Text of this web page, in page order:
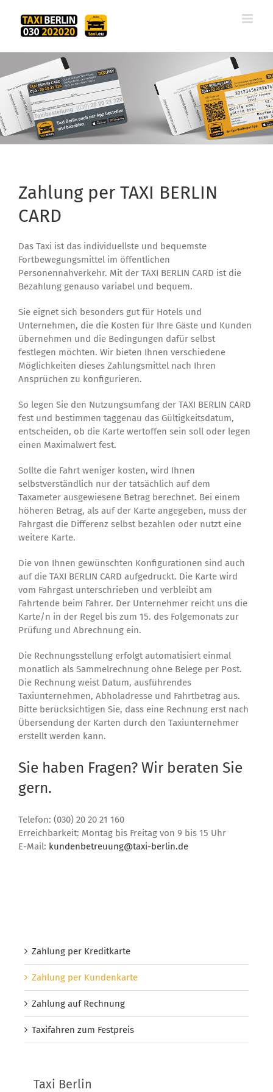
Inhalt
springen
Zahlung per TAXI BERLIN
CARD
Das Taxi ist das individuellste und bequemste
Fortbewegungsmittel im öffentlichen
Personennahverkehr. Mit der TAXI BERLIN CARD ist die
Bezahlung genauso variabel und bequem.
Sie eignet sich besonders gut für Hotels und
Unternehmen, die die Kosten für Ihre Gäste und Kunden
übernehmen und die Bedingungen dafür selbst
festlegen möchten. Wir bieten Ihnen verschiedene
Möglichkeiten dieses Zahlungsmittel nach Ihren
Ansprüchen zu konfigurieren.
So legen Sie den Nutzungsumfang der TAXI BERLIN CARD
fest und bestimmen taggenau das Gültigkeitsdatum,
entscheiden, ob die Karte wertoffen sein soll oder legen
einen Maximalwert fest.
Sollte die Fahrt weniger kosten, wird Ihnen
selbstverständlich nur der tatsächlich auf dem
Taxameter ausgewiesene Betrag berechnet. Bei einem
höheren Betrag, als auf der Karte angegeben, muss der
Fahrgast die Differenz selbst bezahlen oder nutzt eine
weitere Karte.
Die von Ihnen gewünschten Konfigurationen sind auch
auf die TAXI BERLIN CARD aufgedruckt. Die Karte wird
vom Fahrgast unterschrieben und verbleibt am
Fahrtende beim Fahrer. Der Unternehmer reicht uns die
Karte/n in der Regel bis zum 15. des Folgemonats zur
Prüfung und Abrechnung ein.
Die Rechnungsstellung erfolgt automatisiert einmal
monatlich als Sammelrechnung ohne Belege per Post.
Die Rechnung weist Datum, ausführendes
Taxiunternehmen, Abholadresse und Fahrtbetrag aus.
Bitte berücksichtigen Sie, dass eine Rechnung erst nach
Übersendung der Karten durch den Taxiunternehmer
erstellt werden kann.
Sie haben Fragen? Wir beraten Sie
gern.
Telefon: (030) 20 20 21 160
Erreichbarkeit: Montag bis Freitag von 9 bis 15 Uhr
E-Mail: kundenbetreuung@taxi-berlin.de
Zahlung per Kreditkarte
Zahlung per Kundenkarte
Zahlung auf Rechnung
Taxifahren zum Festpreis
Taxi Berlin